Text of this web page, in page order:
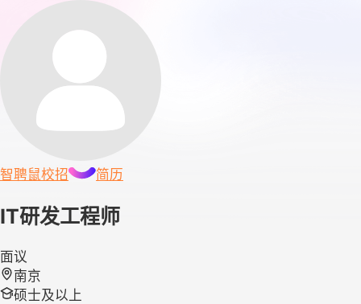
智聘鼠校招 简历
IT研发工程师
面议
南京
硕士及以上